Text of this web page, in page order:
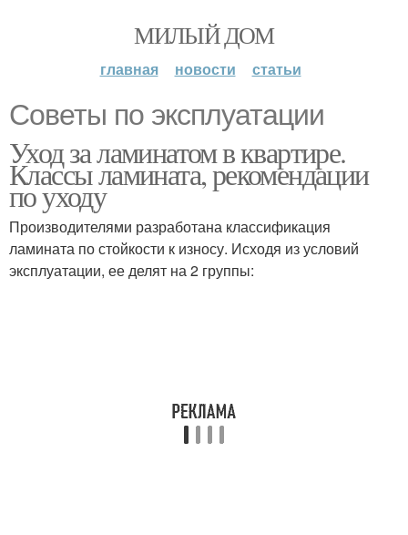
МИЛЫЙ ДОМ
главная новости статьи
Советы по эксплуатации
Уход за ламинатом в квартире.
Классы ламината, рекомендации
по уходу
Производителями разработана классификация
ламината по стойкости к износу. Исходя из условий
эксплуатации, ее делят на 2 группы: